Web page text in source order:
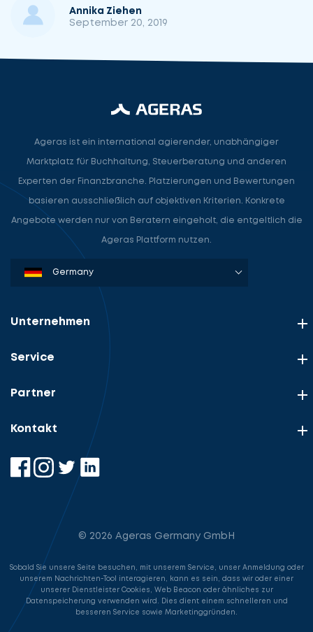
Annika Ziehen
September 20, 2019
Ageras ist ein international agierender, unabhängiger
Marktplatz für Buchhaltung, Steuerberatung und anderen
Experten der Finanzbranche. Platzierungen und Bewertungen
basieren ausschließlich auf objektiven Kriterien. Konkrete
Angebote werden nur von Beratern eingeholt, die entgeltlich die
Ageras Plattform nutzen.
Denmark
Sweden
Norway
Netherlands
Germany
USA
Unternehmen
Service
Partner
Kontakt
© 2026 Ageras Germany GmbH
Sobald Sie unsere Seite besuchen, mit unserem Service, unser Anmeldung oder
unserem Nachrichten-Tool interagieren, kann es sein, dass wir oder einer
unserer Dienstleister Cookies, Web Beacon oder ähnliches zur
Datenspeicherung verwenden wird. Dies dient einem schnelleren und
besseren Service sowie Marketinggründen.
Lassen
Sie
uns
beginnen
beschreiben
angeben
Steuerberatung
Sie
beginnen
cta_box.sub_headline
Steuerberater
Rechtsanwalt
Nehmen
Sie
Kontakt
mit
auf
Anfrage
Kontaktdaten
Steuerberater